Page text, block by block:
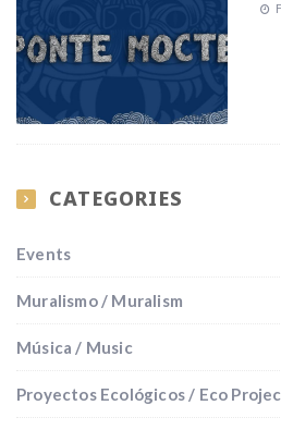
CATEGORIES
Events
Muralismo / Muralism
Música / Music
Proyectos Ecológicos / Eco